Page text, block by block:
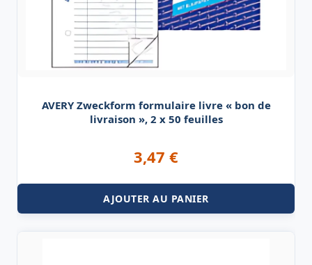
AVERY Zweckform formulaire livre « bon de
livraison », 2 x 50 feuilles
3,47 €
AJOUTER AU PANIER